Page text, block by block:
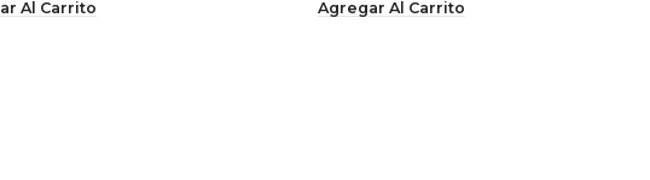
Al Carrito Agregar Al Carrito